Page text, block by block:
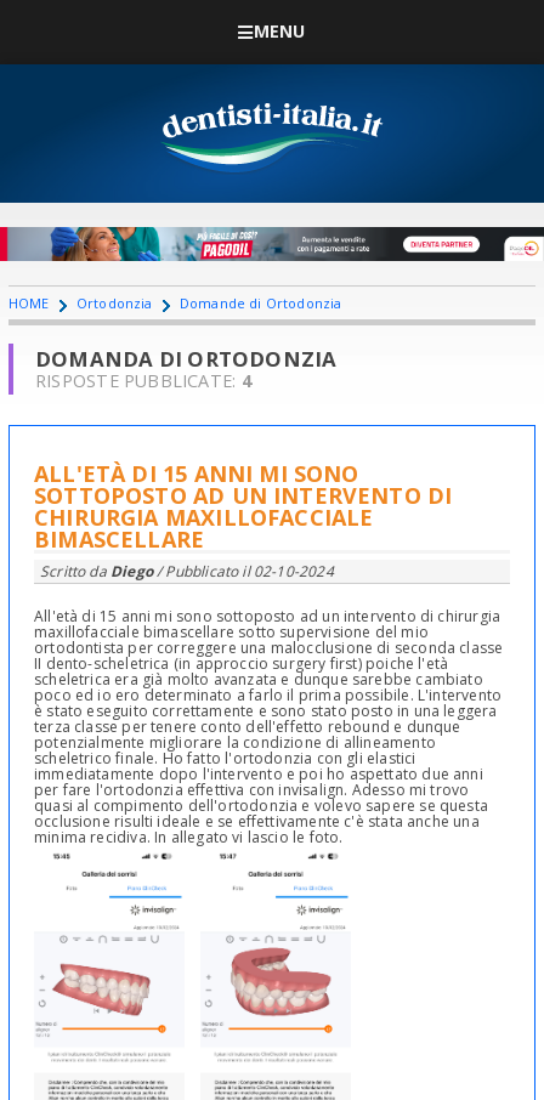
MENU
HOME Ortodonzia Domande di Ortodonzia
DOMANDA DI ORTODONZIA
RISPOSTE PUBBLICATE: 4
ALL'ETÀ DI 15 ANNI MI SONO
SOTTOPOSTO AD UN INTERVENTO DI
CHIRURGIA MAXILLOFACCIALE
BIMASCELLARE
Scritto da Diego/ Pubblicato il02-10-2024
All'età di 15 anni mi sono sottoposto ad un intervento di chirurgia
maxillofacciale bimascellare sotto supervisione del mio
ortodontista per correggere una malocclusione di seconda classe
II dento-scheletrica (in approccio surgery first) poiche l'età
scheletrica era già molto avanzata e dunque sarebbe cambiato
poco ed io ero determinato a farlo il prima possibile. L'intervento
è stato eseguito correttamente e sono stato posto in una leggera
terza classe per tenere conto dell'effetto rebound e dunque
potenzialmente migliorare la condizione di allineamento
scheletrico finale. Ho fatto l'ortodonzia con gli elastici
immediatamente dopo l'intervento e poi ho aspettato due anni
per fare l'ortodonzia effettiva con invisalign. Adesso mi trovo
quasi al compimento dell'ortodonzia e volevo sapere se questa
occlusione risulti ideale e se effettivamente c'è stata anche una
minima recidiva. In allegato vi lascio le foto.